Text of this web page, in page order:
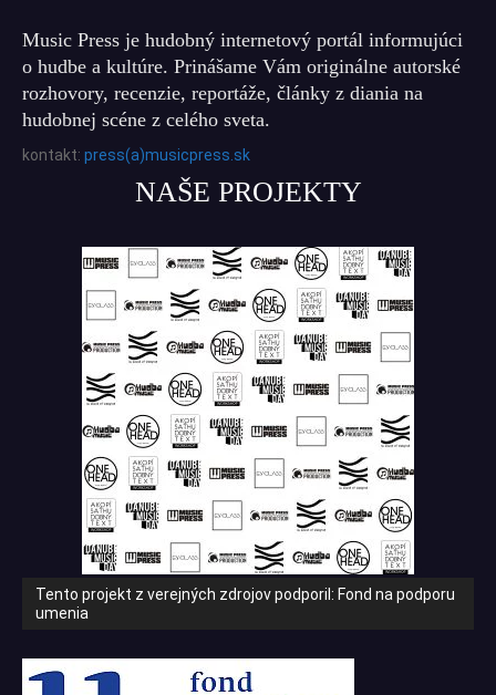
Music Press je hudobný internetový portál informujúci
o hudbe a kultúre. Prinášame Vám originálne autorské
rozhovory, recenzie, reportáže, články z diania na
hudobnej scéne z celého sveta.
kontakt: press(a)musicpress.sk
NAŠE PROJEKTY
Tento projekt z verejných zdrojov podporil: Fond na podporu
umenia